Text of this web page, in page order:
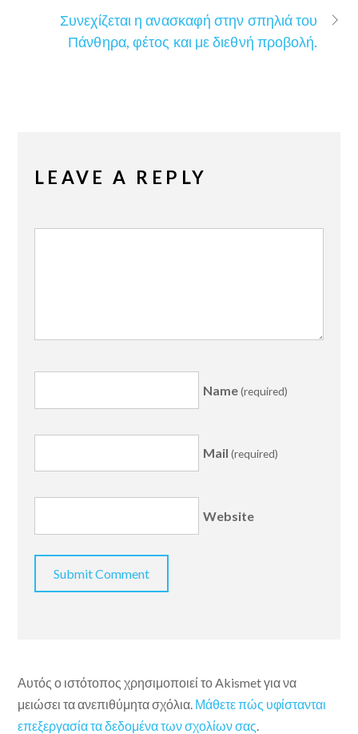
Συνεχίζεται η ανασκαφή στην σπηλιά του
Πάνθηρα, φέτος και με διεθνή προβολή.
LEAVE A REPLY
Name(required)
Mail (required)
Website
Αυτός ο ιστότοπος χρησιμοποιεί το Akismet για να
μειώσει τα ανεπιθύμητα σχόλια. Μάθετε πώς υφίστανται
επεξεργασία τα δεδομένα των σχολίων σας.